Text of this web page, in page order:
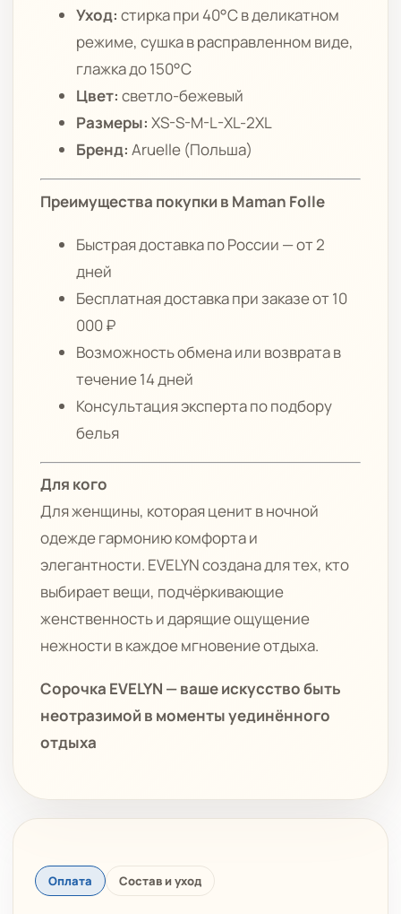
Уход: стирка при 40°C в деликатном
режиме, сушка в расправленном виде,
глажка до 150°C
Цвет: светло-бежевый
Размеры: XS-S-M-L-XL-2XL
Бренд: Aruelle (Польша)
Преимущества покупки в Maman Folle
Быстрая доставка по России — от 2
дней
Бесплатная доставка при заказе от 10
000 ₽
Возможность обмена или возврата в
течение 14 дней
Консультация эксперта по подбору
белья
Для кого
Для женщины, которая ценит в ночной
одежде гармонию комфорта и
элегантности. EVELYN создана для тех, кто
выбирает вещи, подчёркивающие
женственность и дарящие ощущение
нежности в каждое мгновение отдыха.
Сорочка EVELYN — ваше искусство быть
неотразимой в моменты уединённого
отдыха
Оплата Состав и уход